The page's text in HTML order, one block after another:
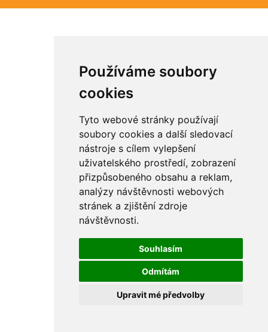
Používáme soubory
cookies
Tyto webové stránky používají
soubory cookies a další sledovací
nástroje s cílem vylepšení
uživatelského prostředí, zobrazení
přizpůsobeného obsahu a reklam,
analýzy návštěvnosti webových
stránek a zjištění zdroje
návštěvnosti.
Souhlasím
Odmítám
Upravit mé předvolby